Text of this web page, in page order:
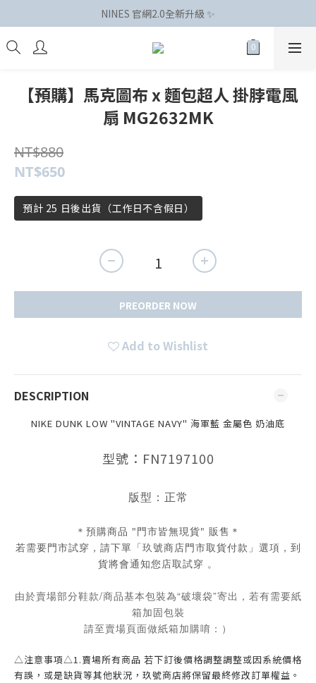
NINES 官網2.0全新升級 ✨
【預購】馬克圖布 x 麵包超人 掛脖電風
扇 MG2632MK
NT$880
NT$650
預計 25 日後出貨（工作日不含假日）
PREORDER NOW
Add to Wishlist
DESCRIPTION
NIKE DUNK LOW "VINTAGE NAVY" 海軍藍 金屬色 奶油底
型號：FN7197100
版型：正常
＊預購商品 "門市皆無現貨" 販售＊
若需要門市試穿，請下單「玖號商店門市取貨付款」選項，到
貨將會通知您店取試穿 。
由於賣場部分鞋款/商品基本包裝為“破壞袋”寄出，若有需要紙
箱加固包裝
請至賣場頁面做紙箱加購唷：）
△注意事項△1.賣場所有商品 若下訂後價格調整調整或因系統價格
有誤，或是缺貨等其他狀況，玖號商店將保留最終修改訂單權益。